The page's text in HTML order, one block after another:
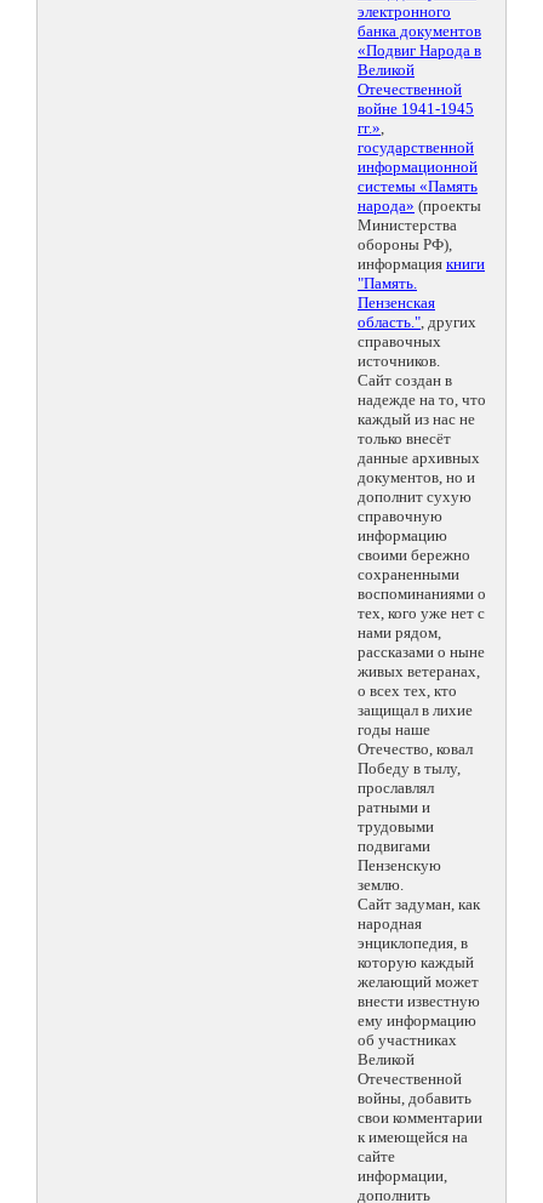
электронного
банка документов
«Подвиг Народа в
Великой
Отечественной
войне 1941-1945
гг.»,
государственной
информационной
системы «Память
народа» (проекты
Министерства
обороны РФ),
информация книги
"Память.
Пензенская
область.", других
справочных
источников.
Сайт создан в
надежде на то, что
каждый из нас не
только внесёт
данные архивных
документов, но и
дополнит сухую
справочную
информацию
своими бережно
сохраненными
воспоминаниями о
тех, кого уже нет с
нами рядом,
рассказами о ныне
живых ветеранах,
о всех тех, кто
защищал в лихие
годы наше
Отечество, ковал
Победу в тылу,
прославлял
ратными и
трудовыми
подвигами
Пензенскую
землю.
Сайт задуман, как
народная
энциклопедия, в
которую каждый
желающий может
внести известную
ему информацию
об участниках
Великой
Отечественной
войны, добавить
свои комментарии
к имеющейся на
сайте
информации,
дополнить